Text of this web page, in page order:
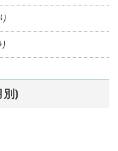
別)